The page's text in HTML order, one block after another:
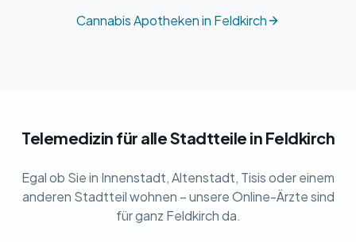
Cannabis Apotheken in Feldkirch
Telemedizin für alle Stadtteile in Feldkirch
Egal ob Sie in Innenstadt, Altenstadt, Tisis oder einem
anderen Stadtteil wohnen – unsere Online-Ärzte sind
für ganz Feldkirch da.